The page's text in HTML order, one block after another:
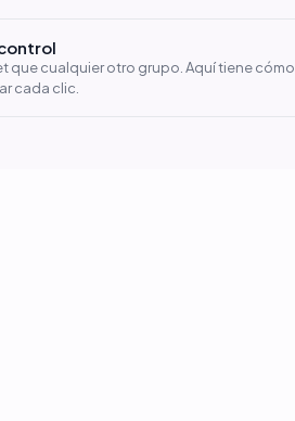
que cualquier otro grupo. Aquí tiene cómo
cada clic.